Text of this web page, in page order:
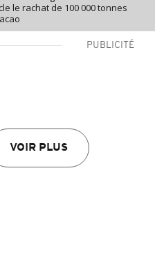
le rachat de 100 000 tonnes
PUBLICITÉ
VOIR PLUS